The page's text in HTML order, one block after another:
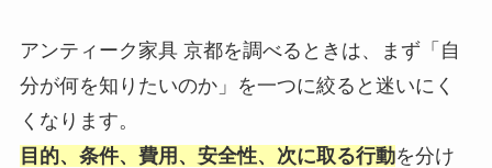
アンティーク家具 京都を調べるときは、まず「自
分が何を知りたいのか」を一つに絞ると迷いにく
くなります。
目的、条件、費用、安全性、次に取る行動を分け